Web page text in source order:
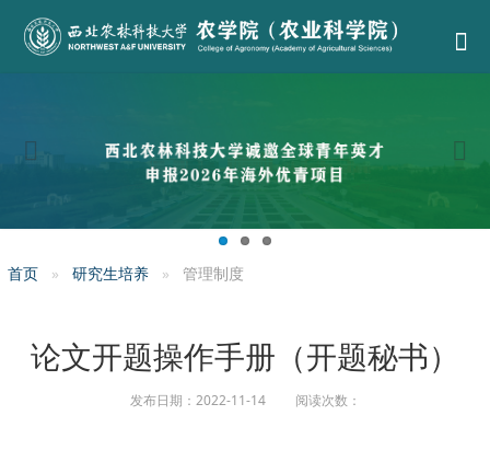
首页 研究生培养 管理制度
论文开题操作手册（开题秘书）
发布日期：2022-11-14 阅读次数：